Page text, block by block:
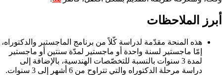
أبرز الملاحظات
هذه المنحة مقدّمة لدراسة كّلاً من برنامج الماجستير والدكتوراه،
إمّا ماجستير لسنة واحدة أو ماجستير لمدّة سنتين أو ماجستير
لمدة 3 سنوات بالنسبة للتخصّصات الهندسية، بالإضافة إلى
دراسة مرحلة الدكتوراه والتي تتراوح من 6 أشهر إلى 3 سنوات.